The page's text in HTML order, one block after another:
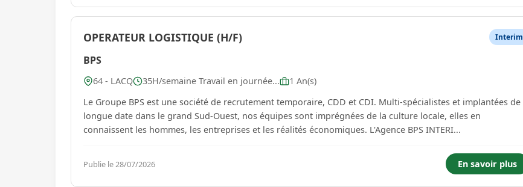
OPERATEUR LOGISTIQUE (H/F) Interim
BPS
64 - LACQ 35H/semaine Travail en journée...
1 An(s)
Le Groupe BPS est une société de recrutement temporaire, CDD et CDI. Multi-spécialistes et implantées de
longue date dans le grand Sud-Ouest, nos équipes sont imprégnées de la culture locale, elles en
connaissent les hommes, les entreprises et les réalités économiques. L'Agence BPS INTERI...
Publie le 28/07/2026 En savoir plus